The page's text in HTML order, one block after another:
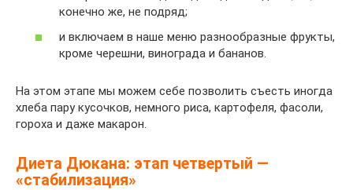
конечно же, не подряд;
и включаем в наше меню разнообразные фрукты,
кроме черешни, винограда и бананов.
На этом этапе мы можем себе позволить съесть иногда
хлеба пару кусочков, немного риса, картофеля, фасоли,
гороха и даже макарон.
Диета Дюкана: этап четвертый —
«стабилизация»